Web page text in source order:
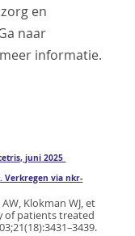
en
naar
informatie.
juni 2025
Verkregen via nkr-
Klokman WJ, et
of patients treated